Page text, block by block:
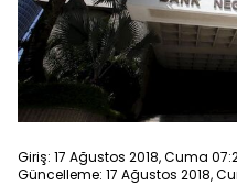
Giriş: 17 Ağustos 2018, Cuma
Güncelleme: 17 Ağustos 2018,